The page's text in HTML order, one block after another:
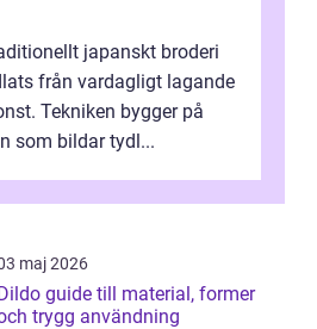
japanskt broderi
från vardagligt lagande
Tekniken bygger på
som bildar tydl...
maj 2026
guide till material, former
trygg användning